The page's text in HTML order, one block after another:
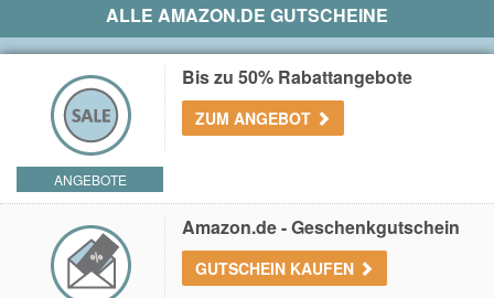
ALLE AMAZON.DE GUTSCHEINE
ANGEBOTE
Bis zu 50% Rabattangebote
ZUM ANGEBOT
Amazon.de - Geschenkgutschein
GUTSCHEIN KAUFEN